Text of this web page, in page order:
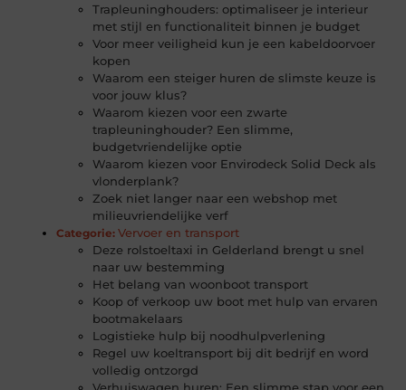
Trapleuninghouders: optimaliseer je interieur
met stijl en functionaliteit binnen je budget
Voor meer veiligheid kun je een kabeldoorvoer
kopen
Waarom een steiger huren de slimste keuze is
voor jouw klus?
Waarom kiezen voor een zwarte
trapleuninghouder? Een slimme,
budgetvriendelijke optie
Waarom kiezen voor Envirodeck Solid Deck als
vlonderplank?
Zoek niet langer naar een webshop met
milieuvriendelijke verf
Categorie: Vervoer en transport
Deze rolstoeltaxi in Gelderland brengt u snel
naar uw bestemming
Het belang van woonboot transport
Koop of verkoop uw boot met hulp van ervaren
bootmakelaars
Logistieke hulp bij noodhulpverlening
Regel uw koeltransport bij dit bedrijf en word
volledig ontzorgd